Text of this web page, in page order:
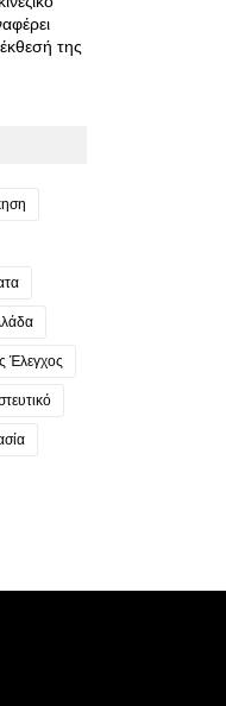
της
Έλεγχος